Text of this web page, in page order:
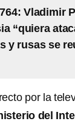
Vladimir
“quiera
y rusas se
por la
del